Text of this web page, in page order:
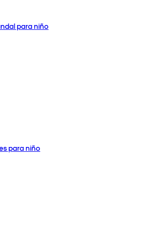
para niño
para niño